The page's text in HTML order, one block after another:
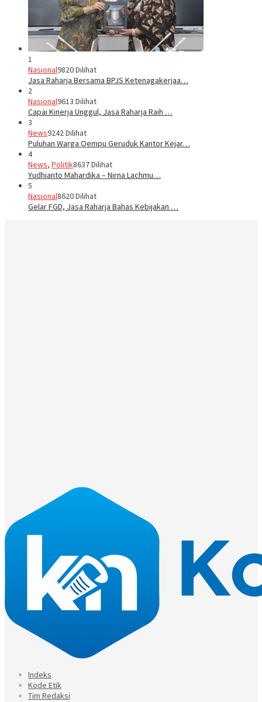
1
Nasional9820 Dilihat
Jasa Raharja Bersama BPJS Ketenagakerjaa…
2
Nasional9613 Dilihat
Capai Kinerja Unggul, Jasa Raharja Raih …
3
News9242 Dilihat
Puluhan Warga Oempu Geruduk Kantor Kejar…
4
News, Politik8637 Dilihat
Yudhianto Mahardika – Nirna Lachmu…
5
Nasional8620 Dilihat
Gelar FGD, Jasa Raharja Bahas Kebijakan …
Indeks
Kode Etik
Tim Redaksi